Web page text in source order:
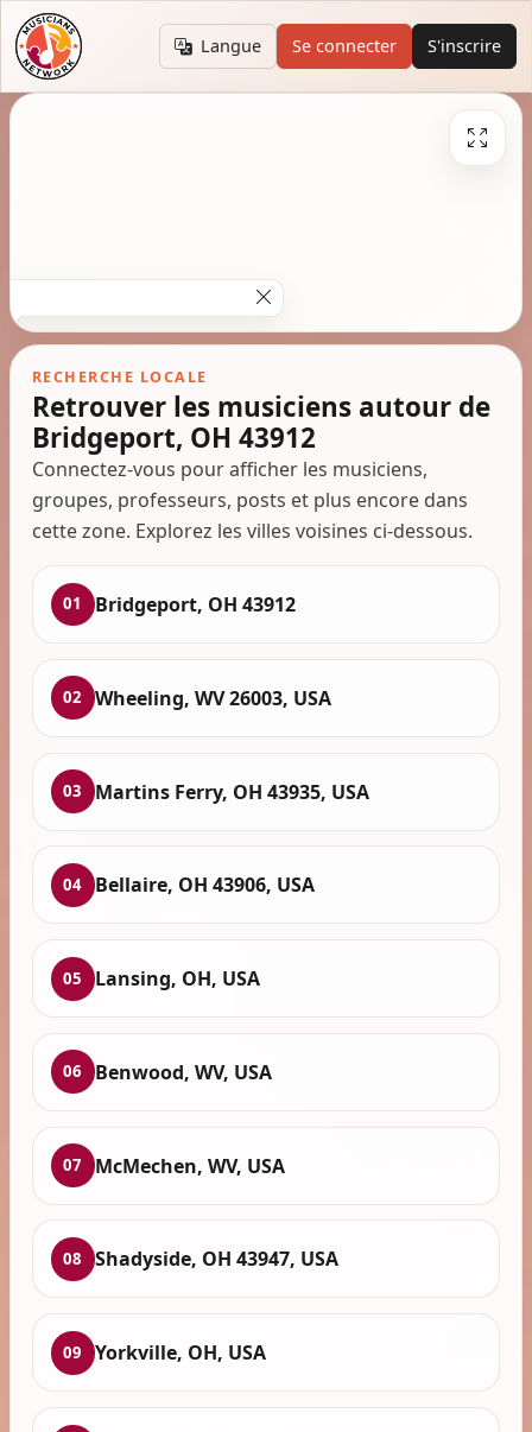
Langue Se connecter S'inscrire
RECHERCHE LOCALE
Retrouver les musiciens autour de
Bridgeport, OH 43912
Connectez-vous pour afficher les musiciens,
groupes, professeurs, posts et plus encore dans
cette zone. Explorez les villes voisines ci-dessous.
01 Bridgeport, OH 43912
02 Wheeling, WV 26003, USA
03 Martins Ferry, OH 43935, USA
04 Bellaire, OH 43906, USA
05 Lansing, OH, USA
06 Benwood, WV, USA
07 McMechen, WV, USA
08 Shadyside, OH 43947, USA
09 Yorkville, OH, USA